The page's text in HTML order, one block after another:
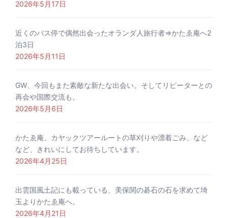
2026年5月17日
近くのバス停で偶然出会ったオランダ人旅行者⇒かたゑ庵へ2
泊3日
2026年5月11日
GW、今回もまた素敵な新たな出会い。そしてリピーターとの
再会や国際交流も。
2026年5月6日
かたゑ庵、カヤックツアールートの草刈りや漂着ごみ、など
など、きれいにしてお待ちしています。
2026年4月25日
出雲国風土記にも載っている、美保関の碁石の石を求めて埼
玉よりかたゑ庵へ。
2026年4月21日